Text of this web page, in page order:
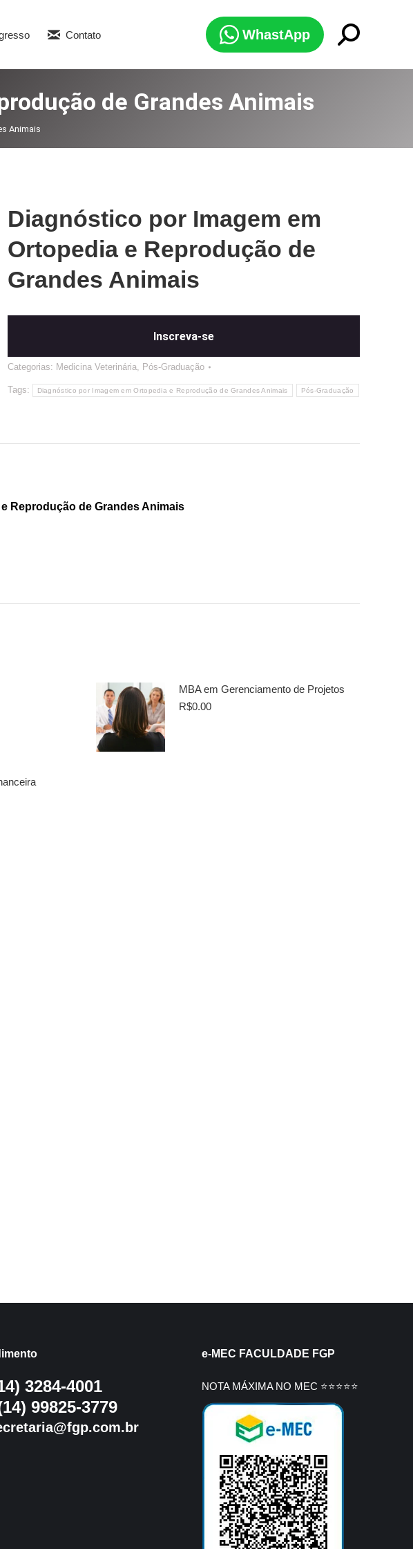
Contato WhastApp Search:
de Grandes Animais
Animais
Diagnóstico por Imagem em
Ortopedia e Reprodução de
Grandes Animais
Inscreva-se
Categorias: Medicina Veterinária, Pós-Graduação
Tags: Diagnóstico por Imagem em Ortopedia e Reprodução de Grandes Animais Pós-Graduação
Reprodução de Grandes Animais
MBA em Gerenciamento de Projetos
R$0.00
3284-4001
99825-3779
e-MEC FACULDADE FGP
NOTA MÁXIMA NO MEC ⭐⭐⭐⭐⭐